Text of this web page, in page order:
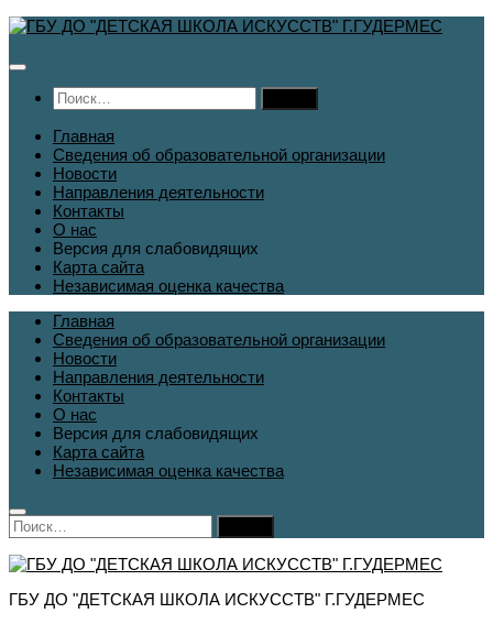
Перейти
содержимому
Найти:
Главная
Сведения об образовательной организации
Новости
Направления деятельности
Контакты
О нас
Версия для слабовидящих
Карта сайта
Независимая оценка качества
Главная
Сведения об образовательной организации
Новости
Направления деятельности
Контакты
О нас
Версия для слабовидящих
Карта сайта
Независимая оценка качества
Найти:
ГБУ ДО "ДЕТСКАЯ ШКОЛА ИСКУССТВ" Г.ГУДЕРМЕС